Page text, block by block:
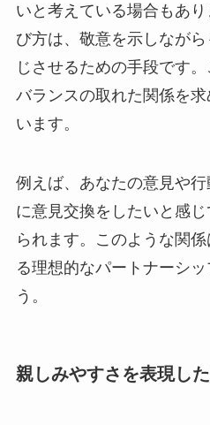
いと考えている場合もあ
び方は、敬意を示しなが
じさせるための手段です。
バランスの取れた関係を
います。
例えば、あなたの意見や
に意見交換をしたいと感
られます。このような関
る理想的なパートナーシ
う。
親しみやすさを表現し